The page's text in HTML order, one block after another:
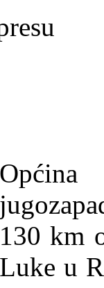
130 km
Luke u